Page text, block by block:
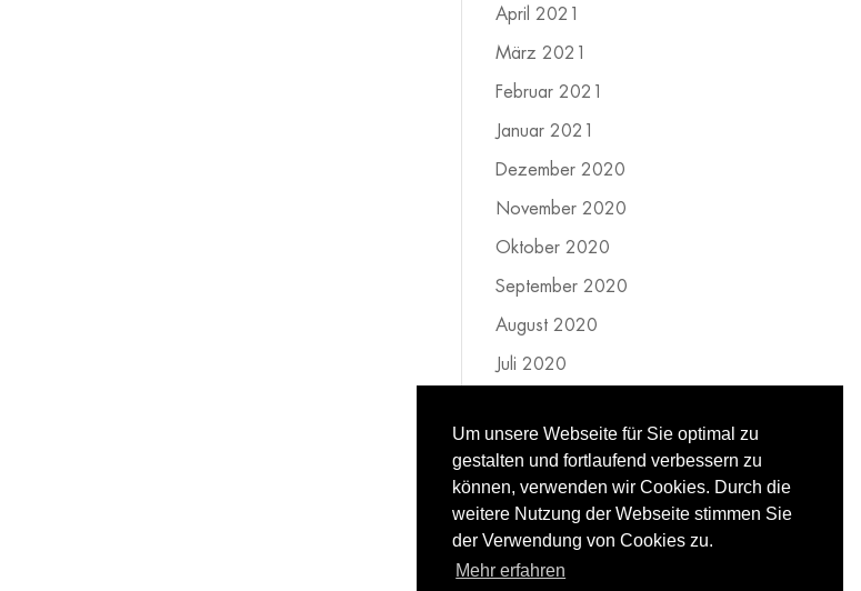
April 2021
März 2021
Februar 2021
Januar 2021
Dezember 2020
November 2020
Oktober 2020
September 2020
August 2020
Juli 2020
Mai 2020
April 2020
März 2020
Um unsere Webseite für Sie optimal zu
gestalten und fortlaufend verbessern zu
können, verwenden wir Cookies. Durch die
weitere Nutzung der Webseite stimmen Sie
der Verwendung von Cookies zu.
Mehr erfahren